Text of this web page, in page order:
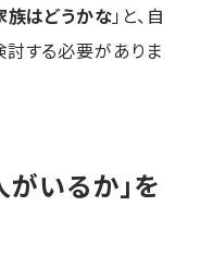
族はどうかな」と、自
する必要がありま
がいるか」を